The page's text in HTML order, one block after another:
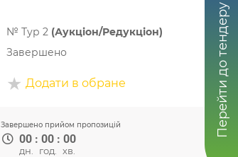
Перейти до тендеру
№ Тур 2 (Аукціон/Редукціон)
Завершено
Додати в обране
Завершено прийом пропозицій
00 : 00 : 00
дн. год. хв.